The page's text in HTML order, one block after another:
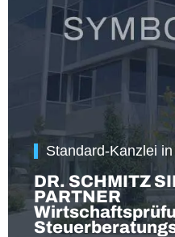
Standard-Kanzlei
DR. SCHMITZ
PARTNER